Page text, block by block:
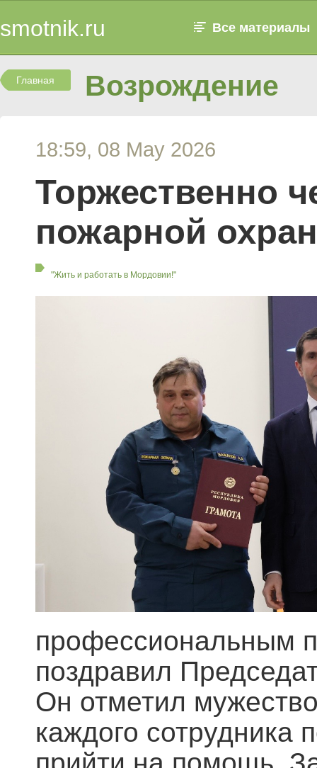
smotnik.ru Все материалы
Главная Возрождение
18:59, 08 May 2026
Торжественно
пожарной
"Жить и работать в Мордовии!"
профессиональным
поздравил
Он отметил
каждого